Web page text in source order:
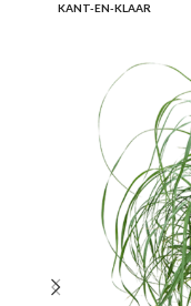
KANT-EN-KLAAR